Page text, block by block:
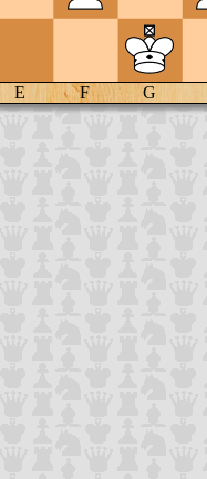
E F G